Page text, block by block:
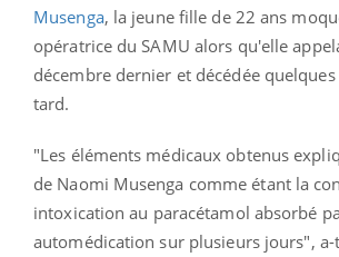
Musenga, la jeune fille de 22 ans
opératrice du SAMU alors qu'elle
décembre dernier et décédée
tard.
"Les éléments médicaux obtenus
de Naomi Musenga comme étant la
intoxication au paracétamol absorbé
automédication sur plusieurs jours",